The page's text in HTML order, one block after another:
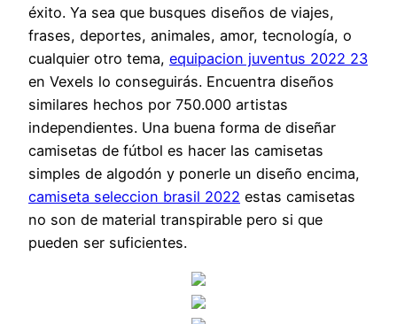
éxito. Ya sea que busques diseños de viajes,
frases, deportes, animales, amor, tecnología, o
cualquier otro tema, equipacion juventus 2022 23
en Vexels lo conseguirás. Encuentra diseños
similares hechos por 750.000 artistas
independientes. Una buena forma de diseñar
camisetas de fútbol es hacer las camisetas
simples de algodón y ponerle un diseño encima,
camiseta seleccion brasil 2022 estas camisetas
no son de material transpirable pero si que
pueden ser suficientes.